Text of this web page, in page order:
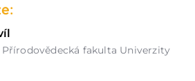
fakulta Univerzity